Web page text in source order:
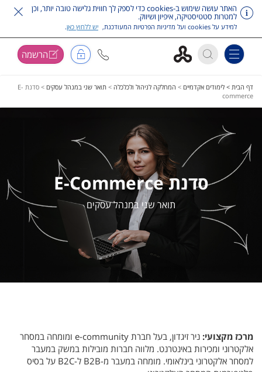
האתר עושה שימוש ב-cookies כדי לספק לך חווית גלישה טובה יותר, וכן
למטרות סטטיסטיקה, איפיון ושיווק.
למידע על cookies ועל מדיניות הפרטיות המעודכנת, יש ללחוץ כאן.
Toggle navigation הרשמה
דף הבית > לימודים אקדמיים > המחלקה לניהול ולכלכלה > תואר שני במנהל עסקים >
סדנת E-
commerce
סדנת E-Commerce
תואר שני במנהל עסקים
מרכז מקצועי:
ניר זיגדון, בעל חברת e-community ומומחה במסחר
אלקטרוני ומכירות באינטרנט. מלווה חברות מובילות במשק במעבר
למסחר אלקטרוני בינלאומי. מומחה במעבר מ-B2B ל-B2C על בסיס